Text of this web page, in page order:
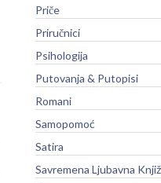
Priče
Priručnici
Psihologija
Putovanja & Putopisi
Romani
Samopomoć
Satira
Savremena Ljubavna